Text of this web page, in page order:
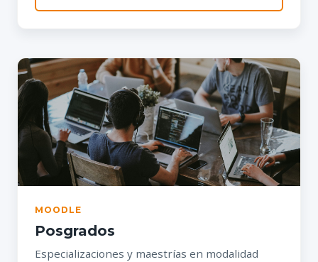
MOODLE
Posgrados
Especializaciones y maestrías en modalidad